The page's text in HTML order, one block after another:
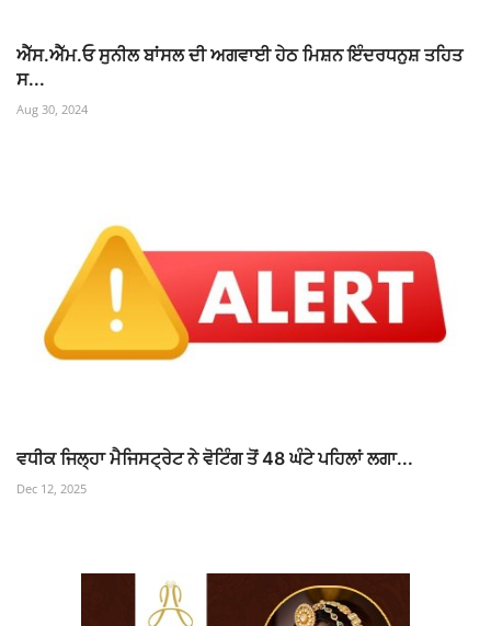
ਐੱਸ.ਐੱਮ.ਓ ਸੁਨੀਲ ਬਾਂਸਲ ਦੀ ਅਗਵਾਈ ਹੇਠ ਮਿਸ਼ਨ ਇੰਦਰਧਨੁਸ਼ ਤਹਿਤ
ਸ...
Aug 30, 2024
ਵਧੀਕ ਜਿਲ੍ਹਾ ਮੈਜਿਸਟ੍ਰੇਟ ਨੇ ਵੋਟਿੰਗ ਤੋਂ 48 ਘੰਟੇ ਪਹਿਲਾਂ ਲਗਾ...
Dec 12, 2025